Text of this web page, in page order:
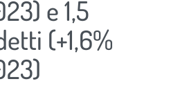
e 1,5
(+1,6%